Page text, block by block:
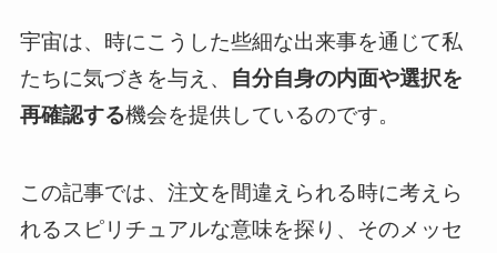
宇宙は、時にこうした些細な出来事を通じて私
たちに気づきを与え、 自分自身の内面や選択を
再確認する機会を提供しているのです。
この記事では、注文を間違えられる時に考えら
れるスピリチュアルな意味を探り、そのメッセ